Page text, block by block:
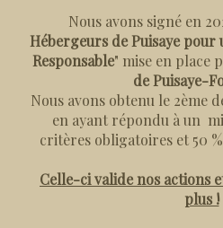
Nous avons signé en
Hébergeurs de Puisaye pour
Responsable" mise en place
de Puisaye-
Nous avons obtenu le 2ème
en ayant répondu à un
critères obligatoires et 50
Celle-ci valide nos actions
plus !